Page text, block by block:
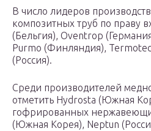
В число лидеров
композитных труб по праву
(Бельгия), Oventrop
Purmo (Финляндия),
(Россия).
Среди производителей
отметить Hydrosta (Южная
гофрированных
(Южная Корея), Neptun